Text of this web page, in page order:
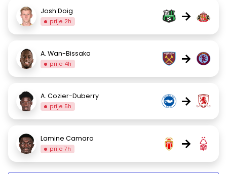
Josh Doig
prije 2h →
A. Wan-Bissaka
prije 4h →
A. Cozier-Duberry
prije 5h →
Lamine Camara
prije 7h →